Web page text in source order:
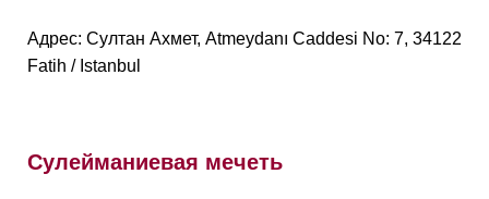
Адрес: Султан Ахмет, Atmeydanı Caddesi No: 7, 34122
Fatih / Istanbul
Сулейманиевая мечеть